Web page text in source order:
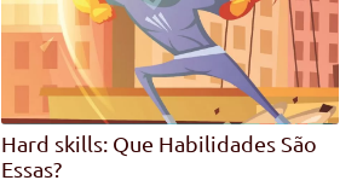
Hard skills: Que Habilidades São
Essas?